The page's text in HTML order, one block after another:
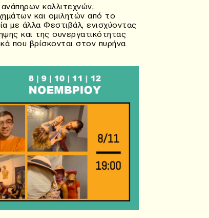
καλλιτεχνών,
και ομιλητών από το
με άλλα Φεστιβάλ, ενισχύοντας
και της συνεργατικότητας
που βρίσκονται στον πυρήνα